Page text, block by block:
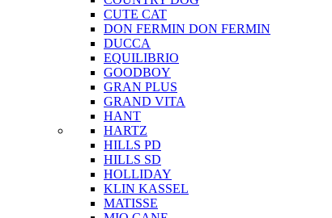
CUTE CAT
DON FERMIN DON FERMIN
DUCCA
EQUILIBRIO
GOODBOY
GRAN PLUS
GRAND VITA
HANT
HARTZ
HILLS PD
HILLS SD
HOLLIDAY
KLIN KASSEL
MATISSE